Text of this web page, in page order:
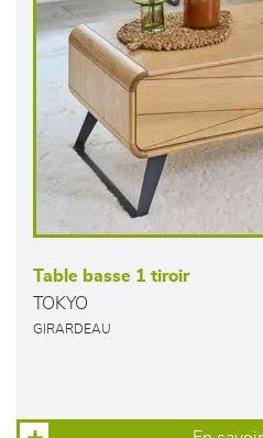
Table basse 1 tiroir
TOKYO
GIRARDEAU